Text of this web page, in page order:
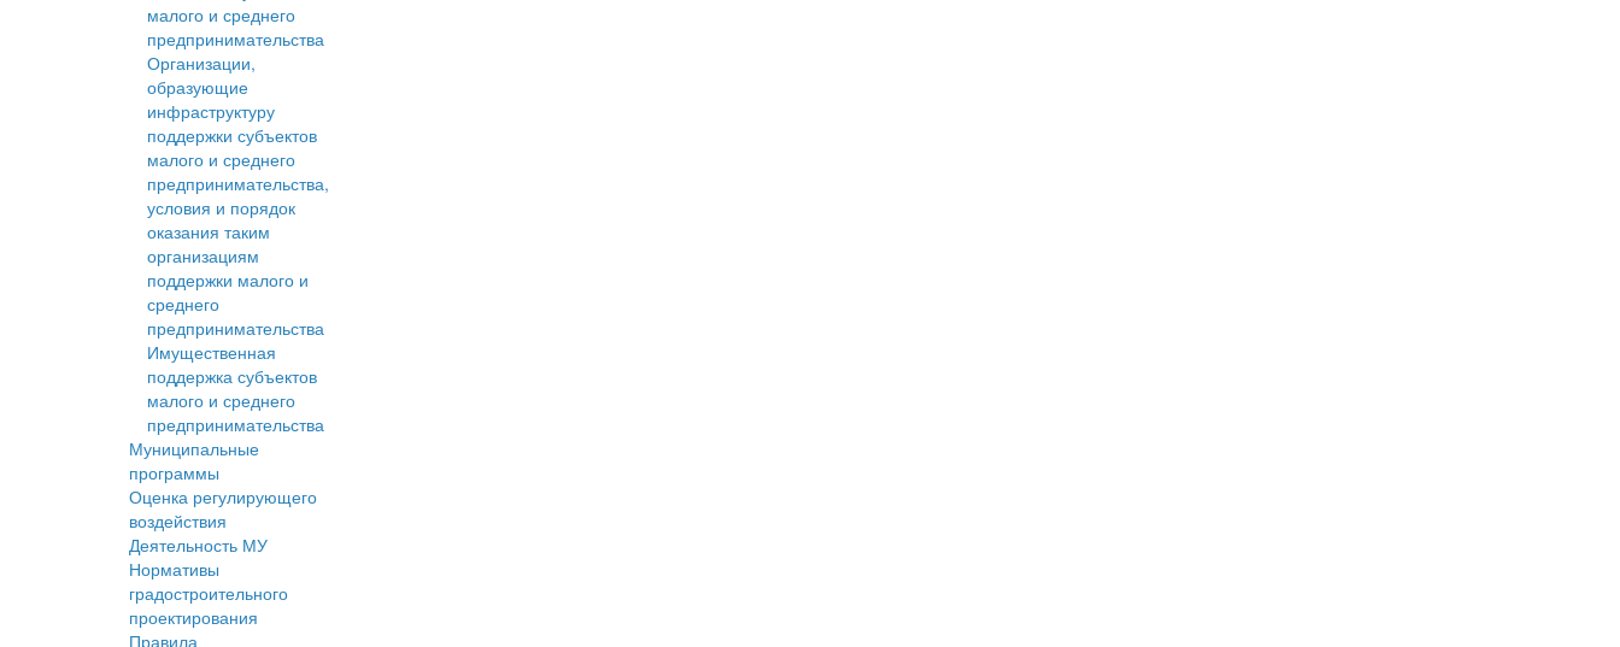
малого и среднего
предпринимательства
Организации,
образующие
инфраструктуру
поддержки субъектов
малого и среднего
предпринимательства,
условия и порядок
оказания таким
организациям
поддержки малого и
среднего
предпринимательства
Имущественная
поддержка субъектов
малого и среднего
предпринимательства
Муниципальные
программы
Оценка регулирующего
воздействия
Деятельность МУ
Нормативы
градостроительного
проектирования
Правила